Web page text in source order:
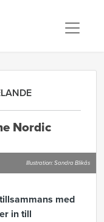
Nordic
Illustration: Sandra Blikås
med
in till